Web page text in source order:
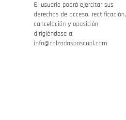
El usuario podrá ejercitar sus
derechos de acceso, rectificación,
cancelación y oposición
dirigiéndose a:
info@calzadospascual.com